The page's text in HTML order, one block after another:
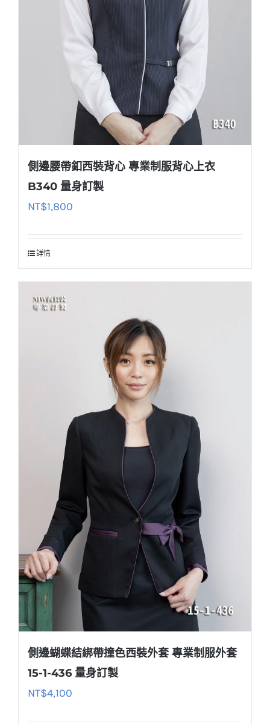
側邊腰帶釦西裝背心 專業制服背心上衣
B340 量身訂製
NT$1,800
詳情
側邊蝴蝶結綁帶撞色西裝外套 專業制服外套
15-1-436 量身訂製
NT$4,100